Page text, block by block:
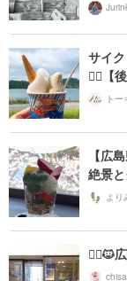
サイ
🚴‍♀️【
【広
絶景
より
🚴‍♀️🐱